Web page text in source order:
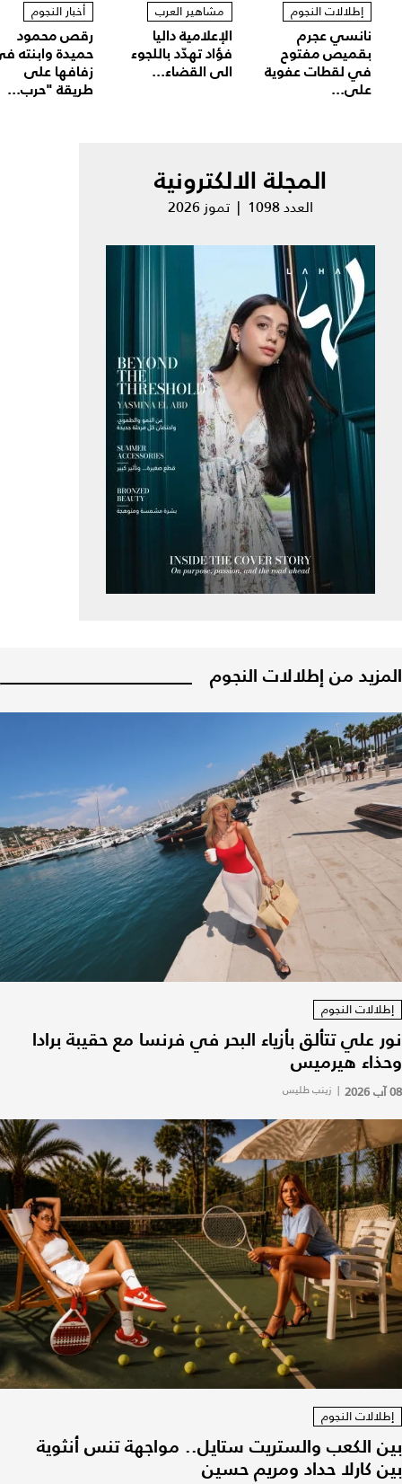
إطلالات النجوم
نانسي عجرم
بقميص مفتوح
في لقطات عفوية
على...
مشاهير العرب
الإعلامية داليا
فؤاد تهدّد باللجوء
الى القضاء...
أخبار النجوم
رقص محمود
حميدة وابنته
زفافها على
طريقة "حرب...
المجلة الالكترونية
العدد 1098 | تموز 2026
المزيد من إطلالات النجوم
إطلالات النجوم
نور علي تتألق بأزياء البحر في فرنسا مع حقيبة برادا
وحذاء هيرميس
08 آب 2026 | زينب طليس
إطلالات النجوم
بين الكعب والستريت ستايل.. مواجهة تنس أنثوية
بين كارلا حداد ومريم حسين